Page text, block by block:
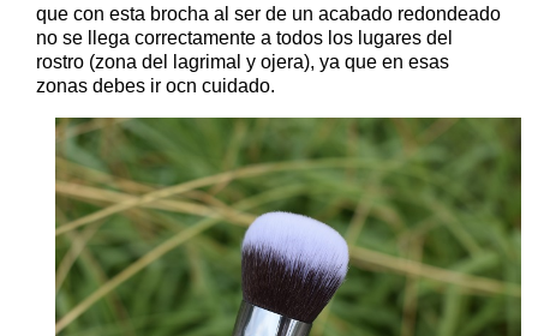
que con esta brocha al ser de un acabado redondeado
no se llega correctamente a todos los lugares del
rostro (zona del lagrimal y ojera), ya que en esas
zonas debes ir ocn cuidado.